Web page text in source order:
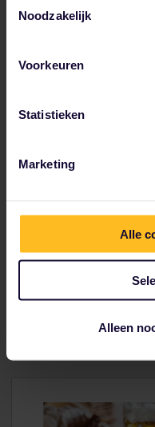
Noodzakelijk
Voorkeuren
Statistieken
Marketing
Alle
Alleen
Je bent niet
een beetje buiten
Laten we eerlijk zijn:
München om het
menig bucketlist.
planning of liever
dag in de stad bent,
bierhal: het
avondje uit eten.